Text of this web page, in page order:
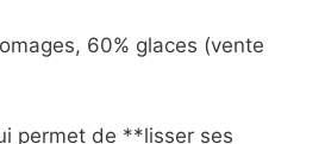
60% glaces (vente
permet de **lisser ses